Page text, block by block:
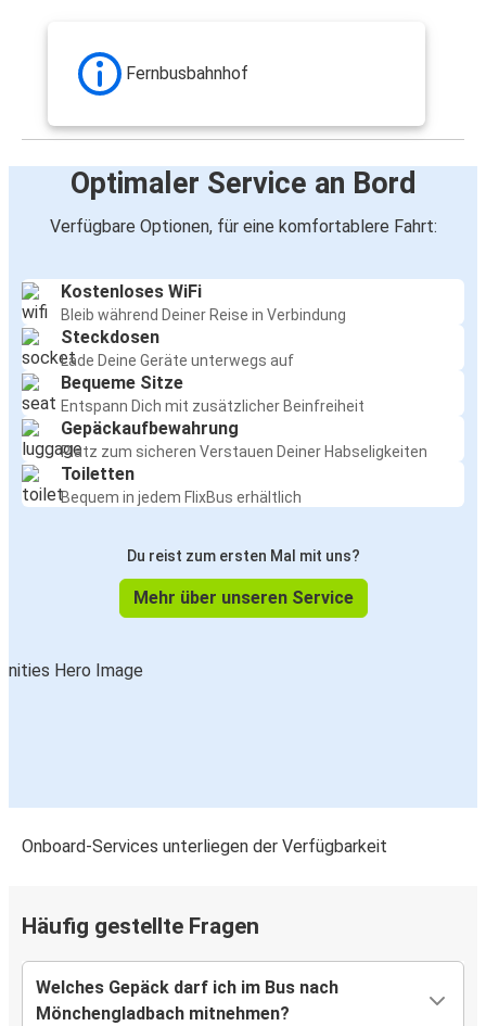
Fernbusbahnhof
Optimaler Service an Bord
Verfügbare Optionen, für eine komfortablere Fahrt:
Kostenloses WiFi
Bleib während Deiner Reise in Verbindung
Steckdosen
Lade Deine Geräte unterwegs auf
Bequeme Sitze
Entspann Dich mit zusätzlicher Beinfreiheit
Gepäckaufbewahrung
Platz zum sicheren Verstauen Deiner Habseligkeiten
Toiletten
Bequem in jedem FlixBus erhältlich
Du reist zum ersten Mal mit uns?
Mehr über unseren Service
Onboard-Services unterliegen der Verfügbarkeit
Häufig gestellte Fragen
Welches Gepäck darf ich im Bus nach
Mönchengladbach mitnehmen?